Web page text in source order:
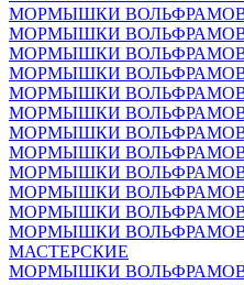
МОРМЫШКИ
МОРМЫШКИ
МОРМЫШКИ
МОРМЫШКИ
МОРМЫШКИ
МОРМЫШКИ
МОРМЫШКИ
МОРМЫШКИ
МОРМЫШКИ
МОРМЫШКИ
МОРМЫШКИ
МОРМЫШКИ
МАСТЕРСКИЕ
МОРМЫШКИ